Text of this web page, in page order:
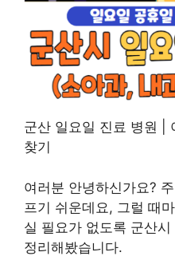
군산 일요일 진료 병원 |
찾기
여러분 안녕하신가요?
프기 쉬운데요, 그럴 때
실 필요가 없도록 군산
정리해봤습니다.